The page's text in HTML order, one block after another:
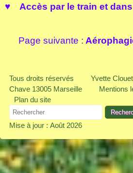
♥ Accès par le train et
Page suivante :
Tous droits réservés
Yvette
Chave 13005 Marseille
Mentions
Plan du site
Mise à jour : Août 2026